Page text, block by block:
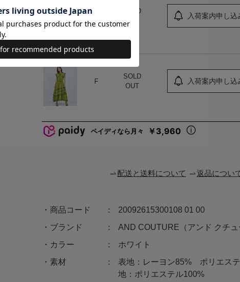
SOLD
OUT
入荷案内申し込
ハート
グリーン
F
SOLD
OUT
入荷案内申し込
ペイディなら月々 ￥3,960
配送と送料について 返品につい
商品コード
20092615300108 01 00
ブランド
AND COUTURE（アンド クチュ
カラー
ホワイト
素材
表地：レーヨン85% ポリエス
地：ポリエステル100%